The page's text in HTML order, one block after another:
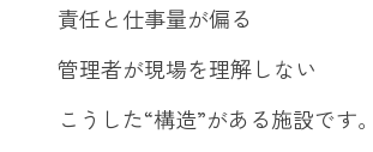
責任と仕事量が偏る
管理者が現場を理解しない
こうした“構造”がある施設です。